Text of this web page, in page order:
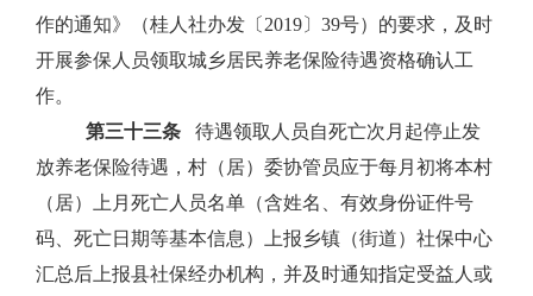
作的通知》（桂人社办发〔 2019〕 39号）的要求，及时
开展参保人员领取城乡居民养老保险待遇资格确认工
作。
第三十三条
待遇领取人员自死亡次月起停止发
放养老保险待遇，村（居）委协管员应于每月初将本村
（居）上月死亡人员名单（含姓名、有效身份证件号
码、死亡日期等基本信息）上报乡镇（街道）社保中心
汇总后上报县社保经办机构，并及时通知指定受益人或